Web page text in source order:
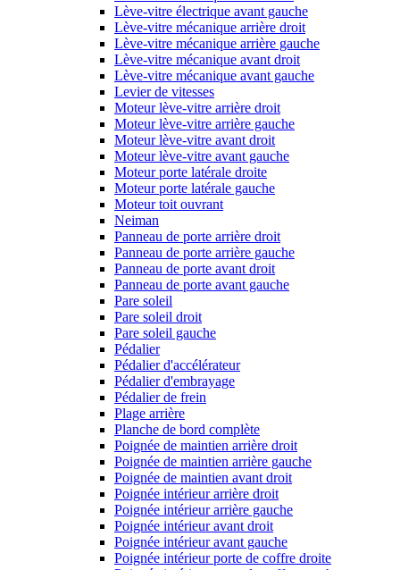
Lève-vitre électrique avant gauche
Lève-vitre mécanique arrière droit
Lève-vitre mécanique arrière gauche
Lève-vitre mécanique avant droit
Lève-vitre mécanique avant gauche
Levier de vitesses
Moteur lève-vitre arrière droit
Moteur lève-vitre arrière gauche
Moteur lève-vitre avant droit
Moteur lève-vitre avant gauche
Moteur porte latérale droite
Moteur porte latérale gauche
Moteur toit ouvrant
Neiman
Panneau de porte arrière droit
Panneau de porte arrière gauche
Panneau de porte avant droit
Panneau de porte avant gauche
Pare soleil
Pare soleil droit
Pare soleil gauche
Pédalier
Pédalier d'accélérateur
Pédalier d'embrayage
Pédalier de frein
Plage arrière
Planche de bord complète
Poignée de maintien arrière droit
Poignée de maintien arrière gauche
Poignée de maintien avant droit
Poignée intérieur arrière droit
Poignée intérieur arrière gauche
Poignée intérieur avant droit
Poignée intérieur avant gauche
Poignée intérieur porte de coffre droite